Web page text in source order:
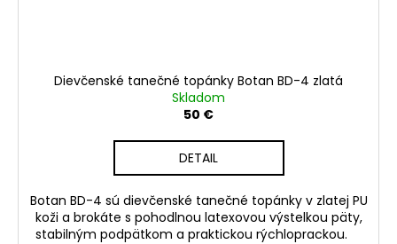
Dievčenské tanečné topánky Botan BD-4 zlatá
Skladom
50 €
DETAIL
Botan BD-4 sú dievčenské tanečné topánky v zlatej PU
koži a brokáte s pohodlnou latexovou výstelkou päty,
stabilným podpätkom a praktickou rýchloprackou.